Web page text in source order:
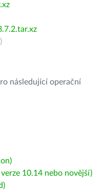
)
následující operační
10.14 nebo novější)